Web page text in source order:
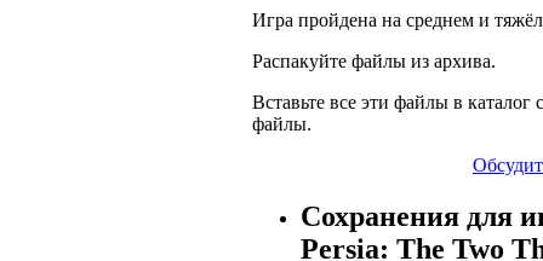
Игра пройдена на среднем и
Распакуйте файлы из архива.
Вставьте все эти файлы в каталог
файлы.
Сохранения для
Persia: The Two